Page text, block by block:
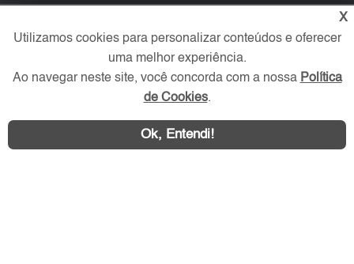
X
Utilizamos cookies para personalizar conteúdos e oferecer
uma melhor experiência.
Ao navegar neste site, você concorda com a nossa Política
de Cookies.
Ok, Entendi!